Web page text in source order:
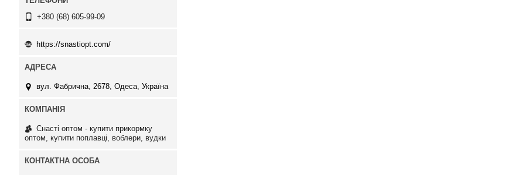
+380 (68) 605-99-09
https://snastiopt.com/
вул. Фабрична, 2678, Одеса, Україна
Снасті оптом - купити прикормку
оптом, купити поплавці, воблери, вудки